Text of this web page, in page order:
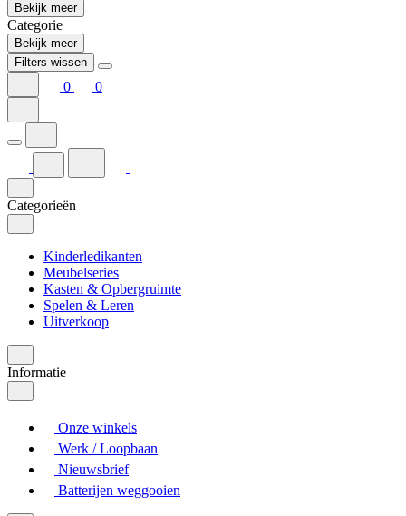
Bekijk meer
Categorie
Bekijk meer
Filters wissen
0 0
Categorieën
Kinderledikanten
Meubelseries
Kasten & Opbergruimte
Spelen & Leren
Uitverkoop
Informatie
Onze winkels
Werk / Loopbaan
Nieuwsbrief
Batterijen weggooien